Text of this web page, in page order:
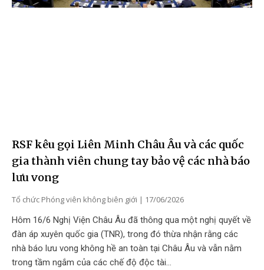
RSF kêu gọi Liên Minh Châu Âu và các quốc
gia thành viên chung tay bảo vệ các nhà báo
lưu vong
Tổ chức Phóng viên không biên giới
17/06/2026
Hôm 16/6 Nghị Viện Châu Âu đã thông qua một nghị quyết về
đàn áp xuyên quốc gia (TNR), trong đó thừa nhận rằng các
nhà báo lưu vong không hề an toàn tại Châu Âu và vẫn nằm
trong tầm ngắm của các chế độ độc tài…